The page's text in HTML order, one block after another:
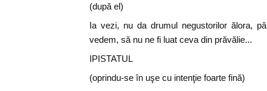
(după el)
Ia vezi, nu da drumul negustorilor ălora,
vedem, să nu ne fi luat ceva din prăvălie...
IPISTATUL
(oprindu-se în uşe cu intenţie foarte fină)